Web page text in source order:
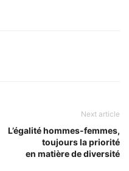
Next article
L’égalité hommes-femmes,
toujours la priorité
en matière de diversité